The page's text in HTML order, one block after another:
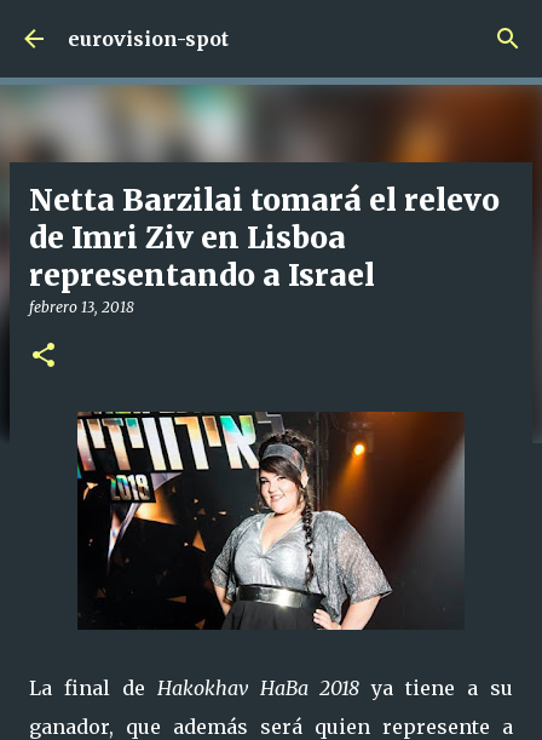
Ir al contenido principal
eurovision-spot
Netta Barzilai tomará el relevo
de Imri Ziv en Lisboa
representando a Israel
febrero 13, 2018
La final de Hakokhav HaBa 2018ya tiene a su
ganador, que además será quien represente a